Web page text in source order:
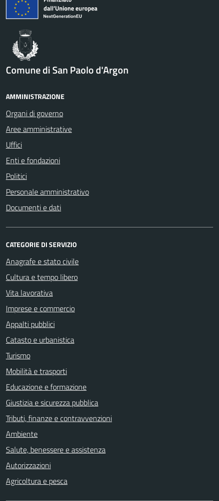
Comune di San Paolo d'Argon
AMMINISTRAZIONE
Organi di governo
Aree amministrative
Uffici
Enti e fondazioni
Politici
Personale amministrativo
Documenti e dati
CATEGORIE DI SERVIZIO
Anagrafe e stato civile
Cultura e tempo libero
Vita lavorativa
Imprese e commercio
Appalti pubblici
Catasto e urbanistica
Turismo
Mobilità e trasporti
Educazione e formazione
Giustizia e sicurezza pubblica
Tributi, finanze e contravvenzioni
Ambiente
Salute, benessere e assistenza
Autorizzazioni
Agricoltura e pesca